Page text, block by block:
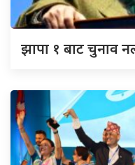
झापा १ बाट चुनाव